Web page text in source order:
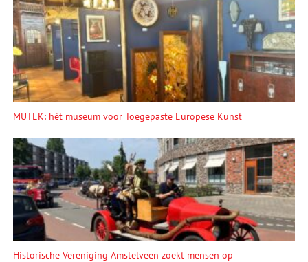
MUTEK: hét museum voor Toegepaste Europese Kunst
Historische Vereniging Amstelveen zoekt mensen op